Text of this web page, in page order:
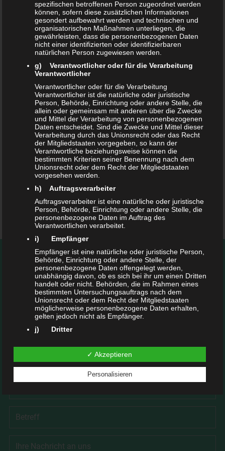
IHRE NACHRICHT AN UNS
Hiermit erkläre ich mich einverstanden mit der
Datenschutzerklärung.
spezifischen betroffenen Person zugeordnet werden
können, sofern diese zusätzlichen Informationen
gesondert aufbewahrt werden und technischen und
organisatorischen Maßnahmen unterliegen, die
gewährleisten, dass die personenbezogenen Daten
nicht einer identifizierten oder identifizierbaren
natürlichen Person zugewiesen werden.
g) Verantwortlicher oder für die Verarbeitung
Verantwortlicher
Verantwortlicher oder für die Verarbeitung
Verantwortlicher ist die natürliche oder juristische
Person, Behörde, Einrichtung oder andere Stelle, die
allein oder gemeinsam mit anderen über die Zwecke
und Mittel der Verarbeitung von personenbezogenen
Daten entscheidet. Sind die Zwecke und Mittel dieser
Verarbeitung durch das Unionsrecht oder das Recht
der Mitgliedstaaten vorgegeben, so kann der
Verantwortliche beziehungsweise können die
bestimmten Kriterien seiner Benennung nach dem
Unionsrecht oder dem Recht der Mitgliedstaaten
vorgesehen werden.
h) Auftragsverarbeiter
Auftragsverarbeiter ist eine natürliche oder juristische
Person, Behörde, Einrichtung oder andere Stelle, die
personenbezogene Daten im Auftrag des
Verantwortlichen verarbeitet.
i) Empfänger
Empfänger ist eine natürliche oder juristische Person,
Behörde, Einrichtung oder andere Stelle, der
personenbezogene Daten offengelegt werden,
unabhängig davon, ob es sich bei ihr um einen Dritten
handelt oder nicht. Behörden, die im Rahmen eines
bestimmten Untersuchungsauftrags nach dem
Unionsrecht oder dem Recht der Mitgliedstaaten
möglicherweise personenbezogene Daten erhalten,
gelten jedoch nicht als Empfänger.
j) Dritter
Behörde, Einrichtung oder andere Stelle außer der
betroffenen Person, dem Verantwortlichen, dem
Auftragsverarbeiter und den Personen, die unter der
unmittelbaren Verantwortung des Verantwortlichen
oder des Auftragsverarbeiters befugt sind, die
Einwilligung ist jede von der betroffenen Person
sonstigen eindeutigen bestätigenden Handlung, mit
✓ Akzeptieren
Personalisieren